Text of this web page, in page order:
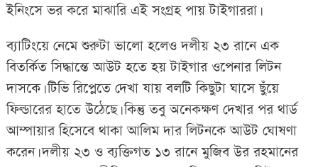
ইনিংসে ভর করে মাঝারি এই সংগ্রহ পায় টাইগাররা।
ব্যাটিংয়ে নেমে শুরুটা ভালো হলেও দলীয় ২৩ রানে এক
বিতর্কিত সিদ্ধান্তে আউট হতে হয় টাইগার ওপেনার লিটন
দাসকে। টিভি রিপ্লেতে দেখা যায় বলটি কিছুটা ঘাসে ছুঁয়ে
ফিল্ডারের হাতে উঠেছে। কিন্তু তবু অনেকক্ষণ দেখার পর থার্ড
আম্পায়ার হিসেবে থাকা আলিম দার লিটনকে আউট ঘোষণা
করেন। দলীয় ২৩ ও ব্যক্তিগত ১৩ রানে মুজিব উর রহমানের